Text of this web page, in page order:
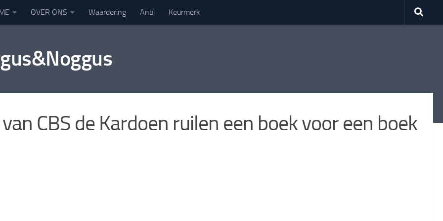
OVER ONS Waardering Anbi Keurmerk
CBS de Kardoen ruilen een boek voor een boek